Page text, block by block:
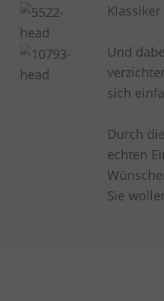
Und
sich
Durch
echten
Sie